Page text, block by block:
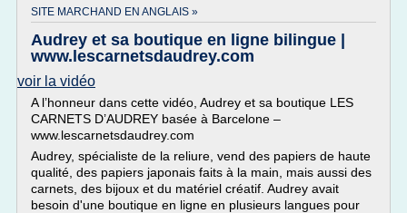
SITE MARCHAND EN ANGLAIS »
Audrey et sa boutique en ligne bilingue |
www.lescarnetsdaudrey.com
voir la vidéo
A l’honneur dans cette vidéo, Audrey et sa boutique LES
CARNETS D’AUDREY basée à Barcelone –
www.lescarnetsdaudrey.com
Audrey, spécialiste de la reliure, vend des papiers de haute
qualité, des papiers japonais faits à la main, mais aussi des
carnets, des bijoux et du matériel créatif. Audrey avait
besoin d'une boutique en ligne en plusieurs langues pour